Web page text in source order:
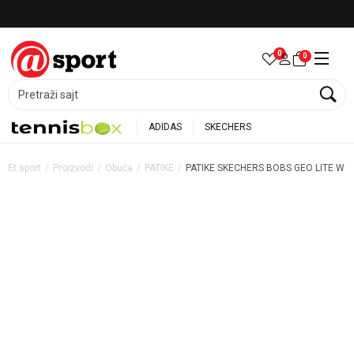
Pretraži sajt
0 0
ADIDAS SKECHERS
Et sport Proizvodi Obuća PATIKE PATIKE SKECHERS BOBS GEO LITE W